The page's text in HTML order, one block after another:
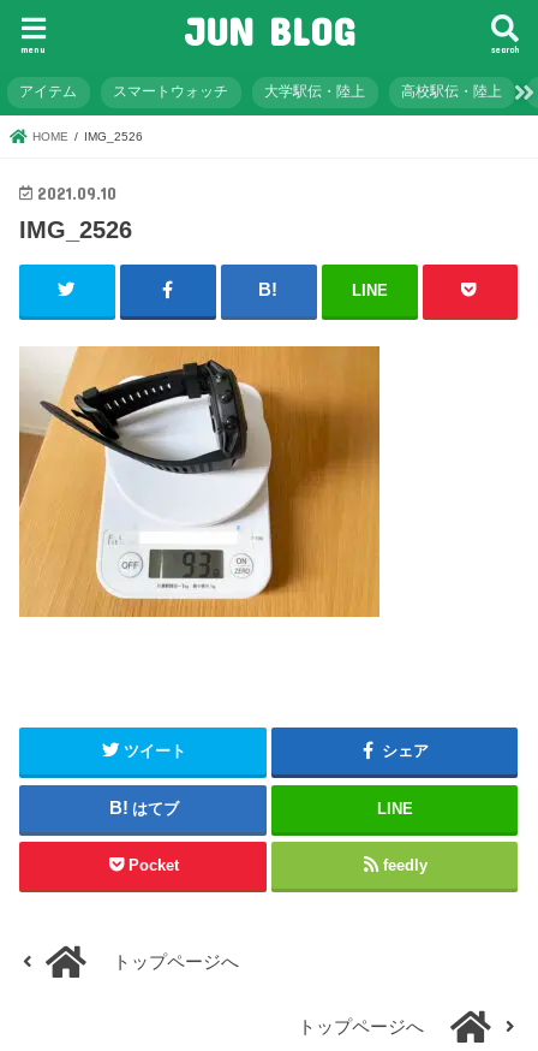
JUN BLOG search
menu
アイテム スマートウォッチ 大学駅伝・陸上 高校駅伝・陸上
HOME IMG_2526
2021.09.10
IMG_2526
LINE
ツイート シェア
はてブ LINE
Pocket feedly
トップページへ
トップページへ